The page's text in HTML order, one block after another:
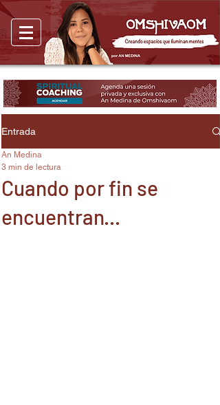
Entrada
Cuando por fin se
encuentran...
An Medina
3 min de lectura